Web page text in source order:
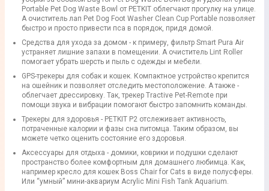
Portable Pet Dog Waste Bowl от PETKIT облегчают прогулку на улице.
А очиститель лап Pet Dog Foot Washer Clean Cup Portable позволяет
быстро и просто привести пса в порядок, придя домой.
Средства для ухода за домом - к примеру, фильтр Smart Pura Air
устраняет лишние запахи в помещении. А очиститель Lint Roller
помогает убрать шерсть и пыль с одежды и мебели.
GPS-трекеры для собак и кошек. Компактное устройство крепится
на ошейник и позволяет отследить местоположение. А также -
облегчает дрессировку. Так, трекер Tractive Pet-Remote при
помощи звука и вибрации помогают быстро запомнить команды.
Трекеры для здоровья - PETKIT P2 отслеживает активность,
потраченные калории и фазы сна питомца. Таким образом, вы
можете четко оценить состояние его здоровья.
Аксессуары для отдыха - домики, коврики и подушки сделают
пространство более комфортным для домашнего любимца. Как,
например кресло для кошек Boss Chair for Cats в виде полусферы.
Или “умный” мини-аквариум Acrylic Mini Fish Tank Aquarium.